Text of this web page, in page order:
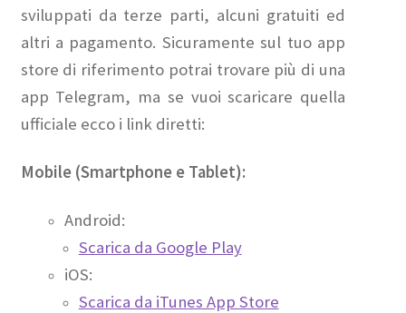
sviluppati da terze parti, alcuni gratuiti ed
altri a pagamento. Sicuramente sul tuo app
store di riferimento potrai trovare più di una
app Telegram, ma se vuoi scaricare quella
ufficiale ecco i link diretti:
Mobile (Smartphone e Tablet):
Android:
Scarica da Google Play
iOS:
Scarica da iTunes App Store